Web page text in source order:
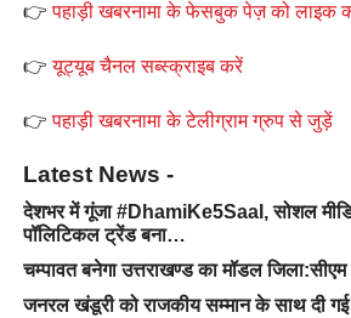
👉पहाड़ी खबरनामा के फेसबुक पेज़ को लाइक
👉यूट्यूब चैनल सब्स्क्राइब करें
👉पहाड़ी खबरनामा के टेलीग्राम ग्रुप से जुड़ें
Latest News -
देशभर में गूंजा #DhamiKe5Saal, सोशल
पॉलिटिकल ट्रेंड बना…
चम्पावत बनेगा उत्तराखण्ड का मॉडल जिला:सीएम
जनरल खंडूरी को राजकीय सम्मान के साथ दी